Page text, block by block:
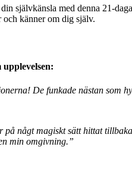
självkänsla med denna 21-
känner om dig själv.
De funkade nästan som
på någt magiskt sätt hittat
min omgivning.”